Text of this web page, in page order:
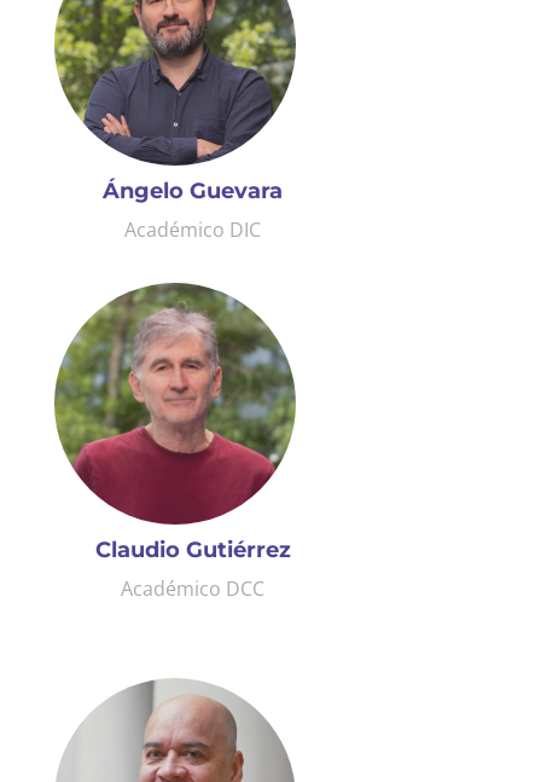
Ángelo Guevara
Académico DIC
Claudio Gutiérrez
Académico DCC